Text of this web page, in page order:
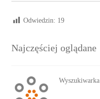
Odwiedzin: 19
Najczęściej oglądane
Wyszukiwarka